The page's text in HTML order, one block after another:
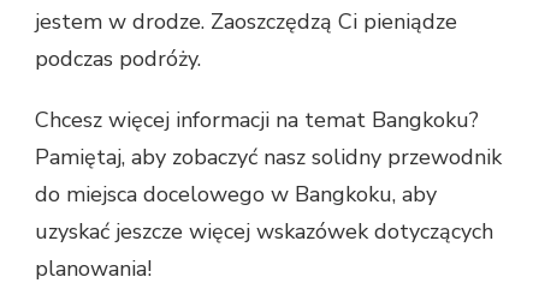
jestem w drodze. Zaoszczędzą Ci pieniądze
podczas podróży.
Chcesz więcej informacji na temat Bangkoku?
Pamiętaj, aby zobaczyć nasz solidny przewodnik
do miejsca docelowego w Bangkoku, aby
uzyskać jeszcze więcej wskazówek dotyczących
planowania!